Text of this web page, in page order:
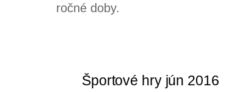
ročné doby.
Športové hry jún 2016